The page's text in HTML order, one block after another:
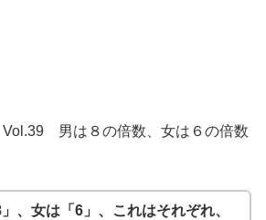
男は８の倍数、女は６の倍数
、女は「6」、これはそれぞれ、